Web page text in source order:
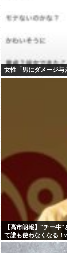
女性「男にダメージ与
【高市朗報】"チー牛
て誰も使わなくなる！